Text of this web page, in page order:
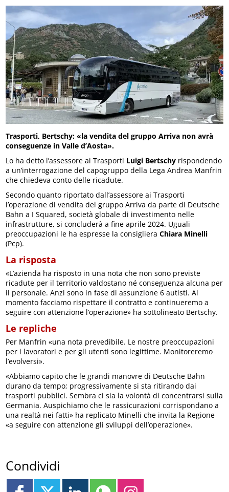
Trasporti, Bertschy: «la vendita del gruppo Arriva non avrà
conseguenze in Valle d’Aosta».
Lo ha detto l’assessore ai Trasporti Luigi Bertschy rispondendo
a un’interrogazione del capogruppo della Lega Andrea Manfrin
che chiedeva conto delle ricadute.
Secondo quanto riportato dall’assessore ai Trasporti
l’operazione di vendita del gruppo Arriva da parte di Deutsche
Bahn a I Squared, società globale di investimento nelle
infrastrutture, si concluderà a fine aprile 2024. Uguali
preoccupazioni le ha espresse la consiglieraChiara Minelli
(Pcp).
La risposta
«L’azienda ha risposto in una nota che non sono previste
ricadute per il territorio valdostano né conseguenza alcuna per
il personale. Anzi sono in fase di assunzione 6 autisti. Al
momento facciamo rispettare il contratto e continueremo a
seguire con attenzione l’operazione» ha sottolineato Bertschy.
Le repliche
Per Manfrin «una nota prevedibile. Le nostre preoccupazioni
per i lavoratori e per gli utenti sono legittime. Monitoreremo
l’evolversi».
«Abbiamo capito che le grandi manovre di Deutsche Bahn
durano da tempo; progressivamente si sta ritirando dai
trasporti pubblici. Sembra ci sia la volontà di concentrarsi sulla
Germania. Auspichiamo che le rassicurazioni corrispondano a
una realtà nei fatti» ha replicato Minelli che invita la Regione
«a seguire con attenzione gli sviluppi dell’operazione».
Condividi